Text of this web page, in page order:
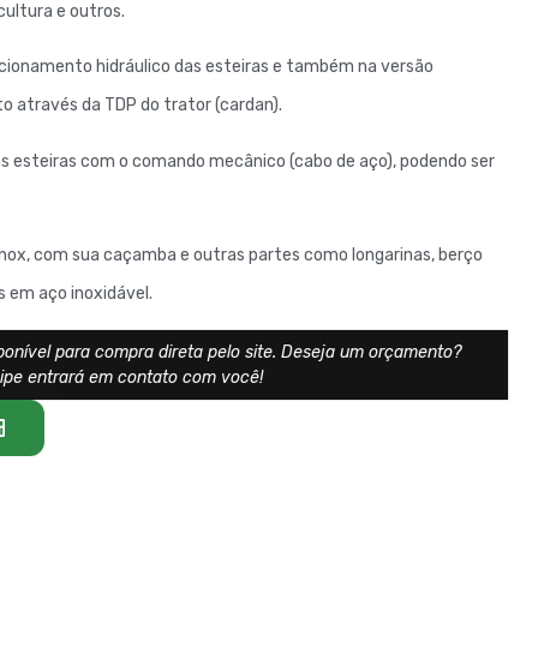
e outros.
hidráulico das esteiras e também na versão
através da TDP do trator (cardan).
esteiras com o comando mecânico (cabo de aço), podendo ser
com sua caçamba e outras partes como longarinas, berço
em aço inoxidável.
para compra direta pelo site. Deseja um orçamento?
entrará em contato com você!